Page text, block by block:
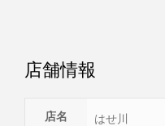
店舗情報
店名 はせ川